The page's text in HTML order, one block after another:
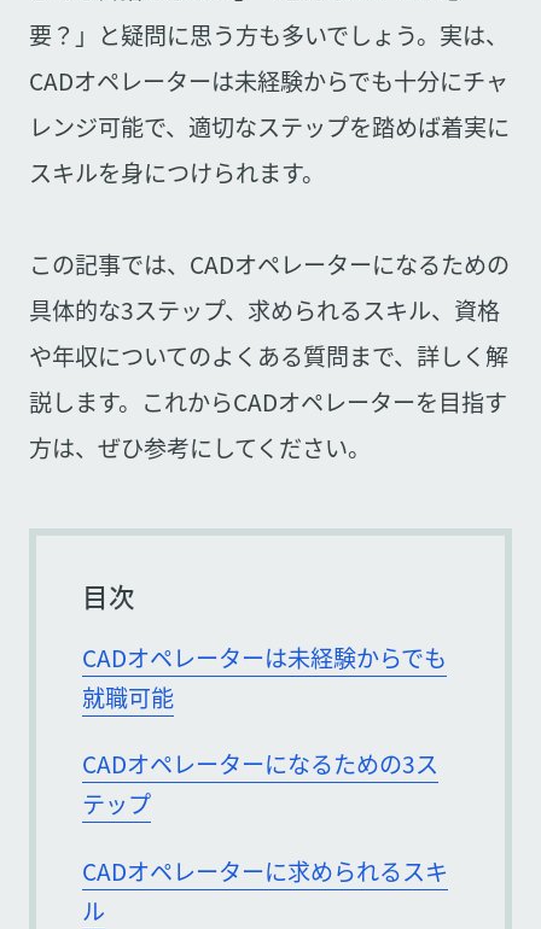
要？」と疑問に思う方も多いでしょう。実は、
CADオペレーターは未経験からでも十分にチャ
レンジ可能で、適切なステップを踏めば着実に
スキルを身につけられます。
この記事では、CADオペレーターになるための
具体的な3ステップ、求められるスキル、資格
や年収についてのよくある質問まで、詳しく解
説します。これからCADオペレーターを目指す
方は、ぜひ参考にしてください。
目次
CADオペレーターは未経験からでも
就職可能
CADオペレーターになるための3ス
テップ
CADオペレーターに求められるスキ
ル